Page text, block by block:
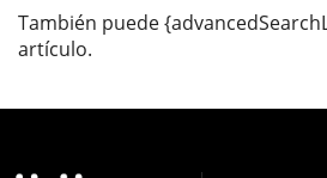
También puede
artículo.